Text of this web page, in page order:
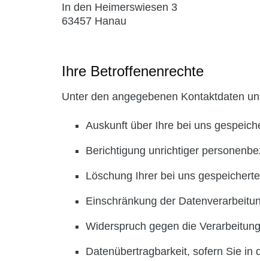
In den Heimerswiesen 3
63457 Hanau
Ihre Betroffenenrechte
Unter den angegebenen Kontaktdaten
Auskunft über Ihre bei uns
Berichtigung unrichtiger
Löschung Ihrer bei uns
Einschränkung der
Widerspruch gegen die
Datenübertragbarkeit, sofern Sie in